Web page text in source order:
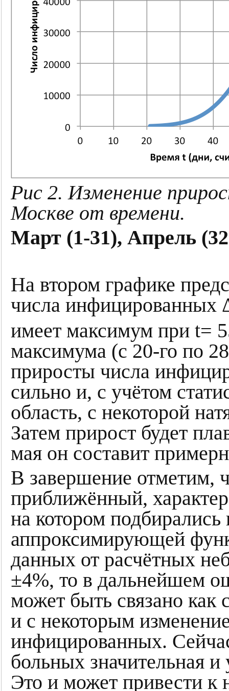
Рис 2. Изменение
Москве от времени.
Март (1-31), Апрель
На втором графике
числа инфицированных
имеет максимум при t=
максимума (с 20-го по
приросты числа
сильно и, с учётом
область, с некоторой
Затем прирост будет
мая он составит
В завершение отметим,
приближённый,
на котором
аппроксимирующей
данных от расчётных
±4%, то в дальнейшем
может быть связано
и с некоторым
инфицированных.
больных значительная и
Это и может привести к